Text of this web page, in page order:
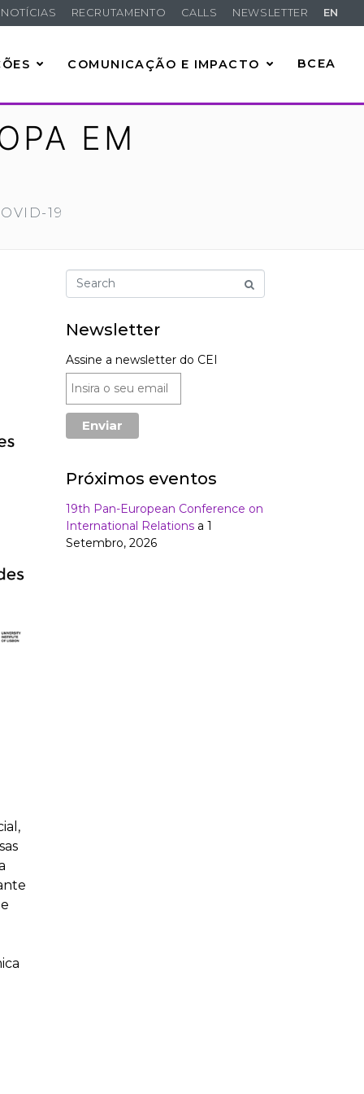
NOTÍCIAS RECRUTAMENTO CALLS NEWSLETTER EN
COMUNICAÇÃO E IMPACTO BCEA
EM
19
Newsletter
Assine a newsletter do CEI
Próximos eventos
19th Pan-European Conference on
International Relations a 1
Setembro, 2026